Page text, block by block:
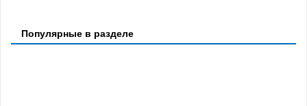
Популярные в разделе